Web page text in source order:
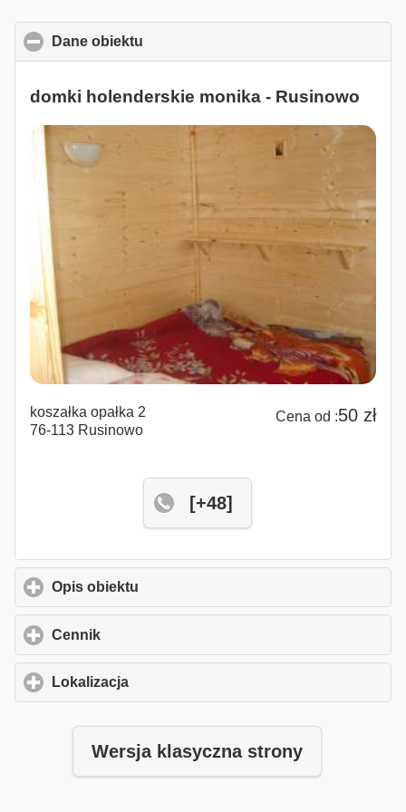
Dane obiektu
domki holenderskie monika - Rusinowo
koszałka opałka 2
76-113 Rusinowo
Cena od :50 zł
[+48]
Opis obiektu
Cennik
Lokalizacja
Wersja klasyczna strony